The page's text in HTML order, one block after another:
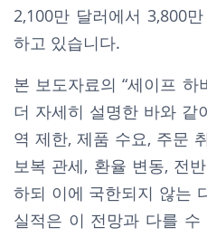
2,100만 달러에서 3,800
하고 있습니다.
본 보도자료의 “세이프 하
더 자세히 설명한 바와 같
역 제한, 제품 수요, 주문
보복 관세, 환율 변동, 전
하되 이에 국한되지 않는
실적은 이 전망과 다를